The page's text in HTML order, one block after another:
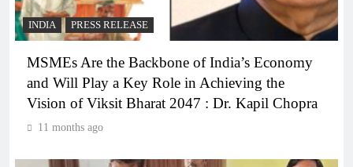
INDIA PRESS RELEASE
MSMEs Are the Backbone of India’s Economy
and Will Play a Key Role in Achieving the
Vision of Viksit Bharat 2047 : Dr. Kapil Chopra
11 months ago